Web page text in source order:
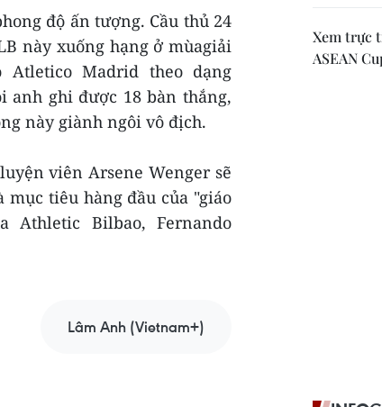
độ ấn tượng. Cầu thủ 24
này xuống hạng ở mùagiải
Atletico Madrid theo dạng
anh ghi được 18 bàn thắng,
này giành ngôi vô địch.
viên Arsene Wenger sẽ
tiêu hàng đầu của "giáo
Athletic Bilbao, Fernando
Lâm Anh (Vietnam+)
Xem trực
ASEAN